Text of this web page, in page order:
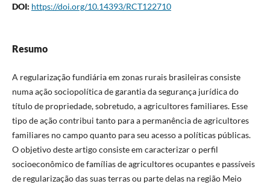
DOI: https://doi.org/10.14393/RCT122710
Resumo
A regularização fundiária em zonas rurais brasileiras consiste
numa ação sociopolítica de garantia da segurança jurídica do
título de propriedade, sobretudo, a agricultores familiares. Esse
tipo de ação contribui tanto para a permanência de agricultores
familiares no campo quanto para seu acesso a políticas públicas.
O objetivo deste artigo consiste em caracterizar o perfil
socioeconômico de famílias de agricultores ocupantes e passíveis
de regularização das suas terras ou parte delas na região Meio